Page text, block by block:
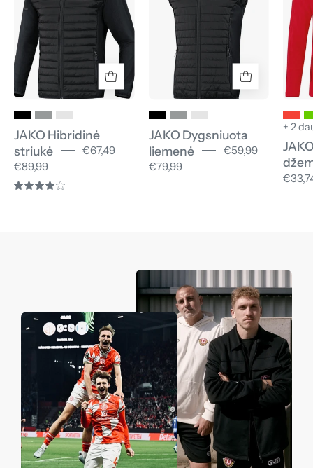
JAKO Hibridinė
striukė
€67,49
€89,99
JAKO Dygsniuota
liemenė
€59,99
€79,99
+ 2